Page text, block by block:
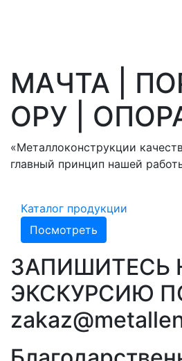
МАЧТА |
ОРУ |
«Металлоконструкции
главный принцип нашей
Каталог продукции
Посмотреть
ЗАПИШИТЕСЬ
ЭКСКУРСИЮ